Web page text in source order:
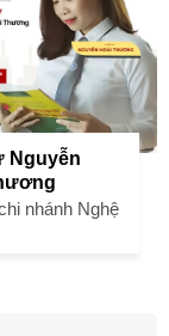
Nguyễn
nhánh Nghệ